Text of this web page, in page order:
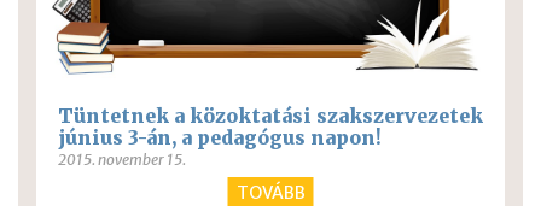
Tüntetnek a közoktatási szakszervezetek
június 3-án, a pedagógus napon!
2015. november 15.
TOVÁBB